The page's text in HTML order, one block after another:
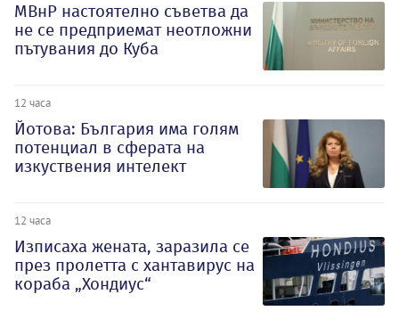
МВнР настоятелно съветва да
не се предприемат неотложни
пътувания до Куба
12 часа
Йотова: България има голям
потенциал в сферата на
изкуствения интелект
12 часа
Изписаха жената, заразила се
през пролетта с хантавирус на
кораба „Хондиус“